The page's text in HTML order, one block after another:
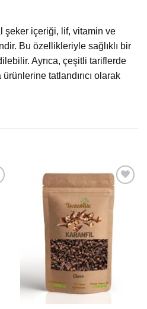
şeker içeriği, lif, vitamin ve
Bu özellikleriyle sağlıklı bir
Ayrıca, çeşitli tariflerde
tatlandırıcı olarak